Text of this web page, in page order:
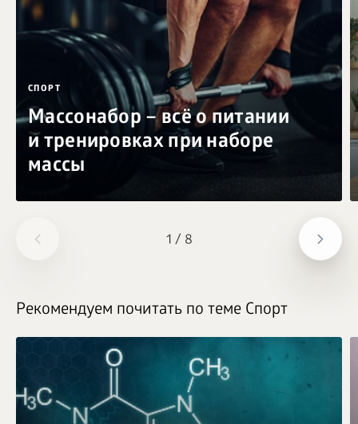
1 / 8
СПОРТ
Массонабор – всё о питании
и тренировках при наборе
массы
Рекомендуем почитать по теме Спорт